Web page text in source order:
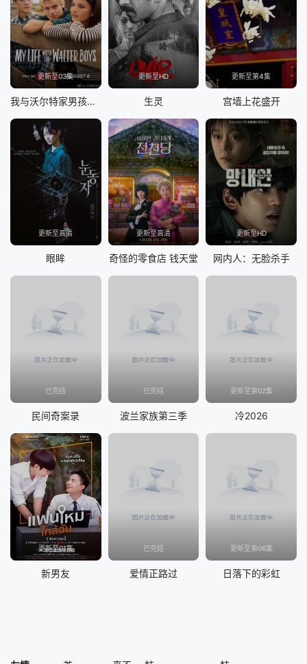
更新至03集
我与沃尔特家男孩的生活 第三季
更新至HD
生灵
更新至第4集
宫墙上花盛开
更新至高清
眼眸
更新至高清
奇怪的零食店 钱天堂
更新至HD
网内人：无脸杀手
已完结
民间奇案录
已完结
波兰家族第三季
更新至第02集
冷2026
更新至01集
新男友
已完结
爱情正路过
更新至第06集
日落下的彩虹